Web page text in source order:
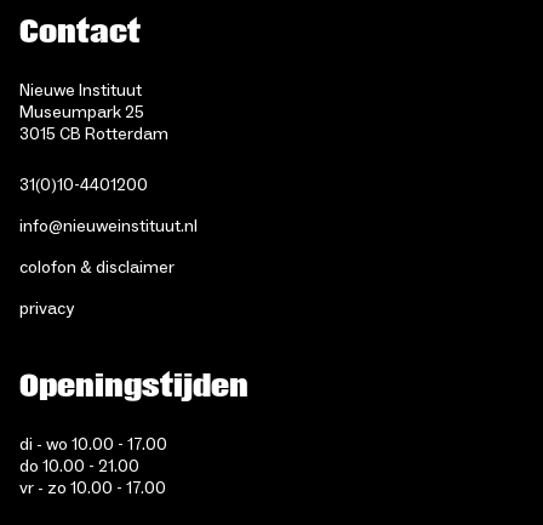
Contact
Nieuwe Instituut
Museumpark 25
3015 CB Rotterdam
31(0)10-4401200
info@nieuweinstituut.nl
colofon & disclaimer
privacy
Openingstijden
di - wo 10.00 - 17.00
do 10.00 - 21.00
vr - zo 10.00 - 17.00